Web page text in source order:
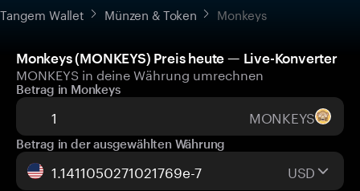
Tangem Wallet Münzen & Token Monkeys
Monkeys (MONKEYS) Preis heute — Live-Konverter
MONKEYS in deine Währung umrechnen
Betrag in Monkeys
MONKEYS
Betrag in der ausgewählten Währung
USD